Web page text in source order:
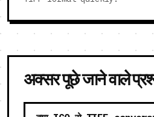
अक्सर पूछे जाने वाले